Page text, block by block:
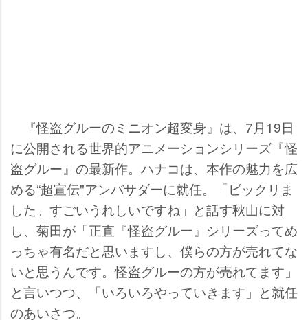
『怪盗グルーのミニオン超変身』は、7月19日
に公開される世界的アニメーションシリーズ『怪
盗グルー』の最新作。ハナコは、本作の魅力を広
める“超宣伝"アンバサダーに就任。「ビックリま
した。すごいうれしいですね」と話す秋山に対
し、菊田が「正直『怪盗グルー』シリーズってめ
っちゃ有名だと思いますし、僕らの方が売れてな
いと思うんです。怪盗グルーの方が売れてます」
と言いつつ、「いろいろやっていきます」と就任
のあいさつ。